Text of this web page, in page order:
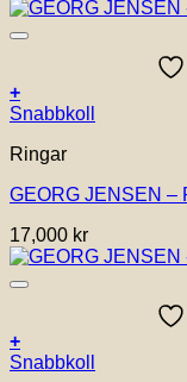
olika
alternativen
på
produktsidan
+
Den
produkten
flera
De
olika
alternativen
på
produktsidan
Snabbkoll
Ringar
GEORG JENSEN –
17,000 kr
+
Den
Snabbkoll